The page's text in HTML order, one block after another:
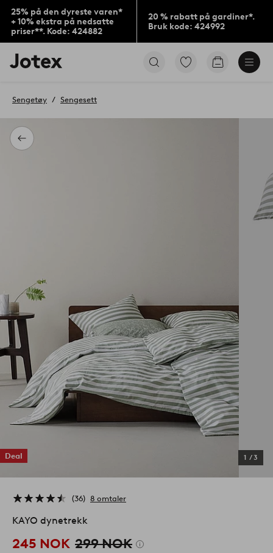
25% på den dyreste varen*
+ 10% ekstra på nedsatte
priser**. Kode: 424882
20 % rabatt på gardiner*.
Bruk kode: 424992
Jotex’
logo
til
Gå
Gå
Tilbake
Sengetøy Sengesett
Deal 1 /3
36 8 omtaler
KAYO dynetrekk
245 NOK 299 NOK